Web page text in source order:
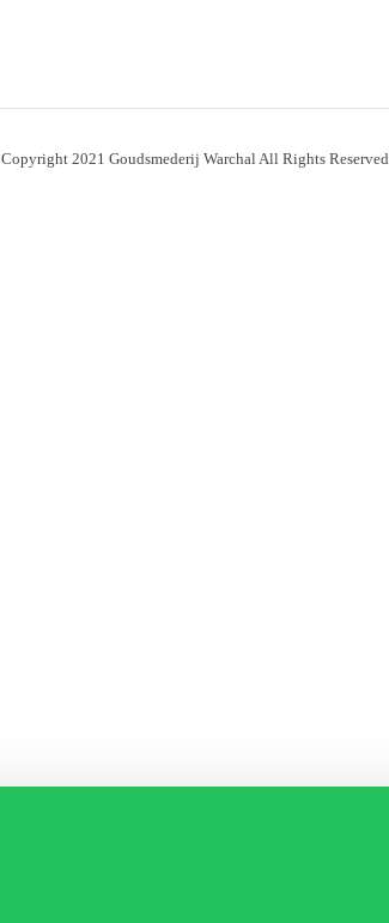
Copyright 2021 Goudsmederij Warchal All Rights Reserved